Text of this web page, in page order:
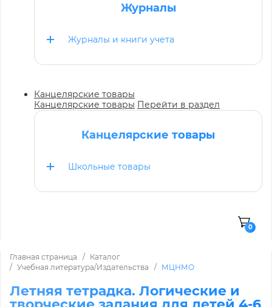
Журналы
Журналы и книги учета
Канцелярские товары
Канцелярские товары Перейти в раздел
Канцелярские товары
Школьные товары
0
Главная страница
Каталог
Учебная литература/Издательства
МЦНМО
Летняя тетрадка. Логические и